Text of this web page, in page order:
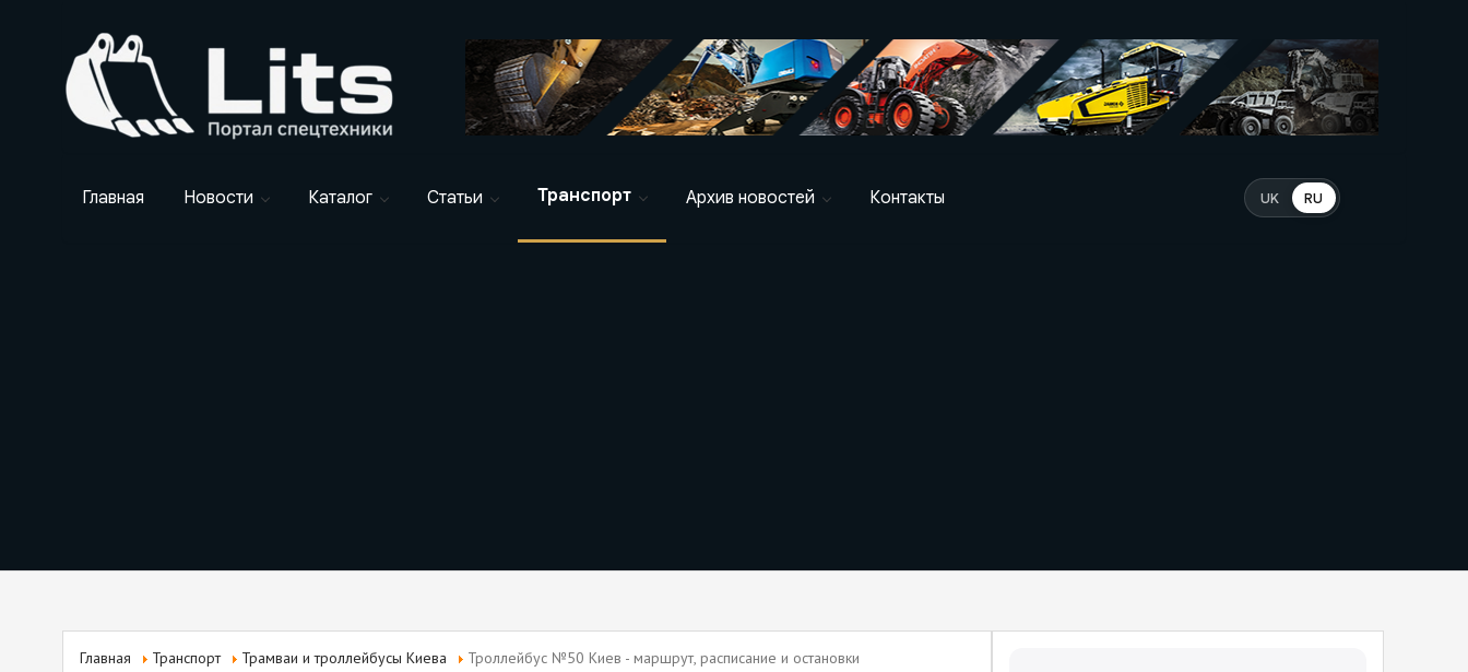
Главная Новости Каталог Статьи Транспорт Архив новостей Контакты UK RU
Главная Транспорт Трамваи и троллейбусы Киева Троллейбус №50 Киев - маршрут, расписание и остановки